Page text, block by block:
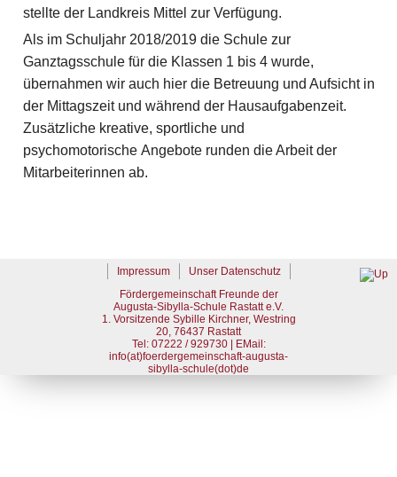
stellte der Landkreis Mittel zur Verfügung.
Als im Schuljahr 2018/2019 die Schule zur
Ganztagsschule für die Klassen 1 bis 4 wurde,
übernahmen wir auch hier die Betreuung und Aufsicht in
der Mittagszeit und während der Hausaufgabenzeit.
Zusätzliche kreative, sportliche und
psychomotorische Angebote runden die Arbeit der
Mitarbeiterinnen ab.
Impressum
Unser Datenschutz
Fördergemeinschaft Freunde der
Augusta-Sibylla-Schule Rastatt e.V.
1. Vorsitzende Sybille Kirchner, Westring
20, 76437 Rastatt
Tel: 07222 / 929730 | EMail:
info(at)foerdergemeinschaft-augusta-
sibylla-schule(dot)de